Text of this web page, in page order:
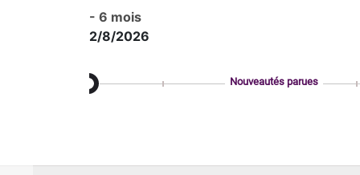
- 6 mois
2/8/2026
Nouveautés parues